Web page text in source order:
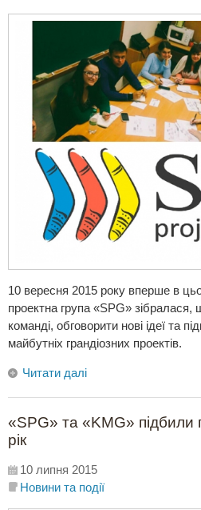
10 вересня 2015 року вперше в
проектна група «SPG» зібралася,
команді, обговорити нові ідеї та
майбутніх грандіозних проектів.
Читати далі
«SPG» та «KMG» підбили
рік
10 липня 2015
Новини та події